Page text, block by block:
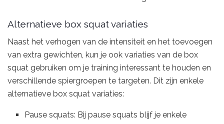
Alternatieve box squat variaties
Naast het verhogen van de intensiteit en het toevoegen
van extra gewichten, kun je ook variaties van de box
squat gebruiken om je training interessant te houden en
verschillende spiergroepen te targeten. Dit zijn enkele
alternatieve box squat variaties:
Pause squats: Bij pause squats blijf je enkele